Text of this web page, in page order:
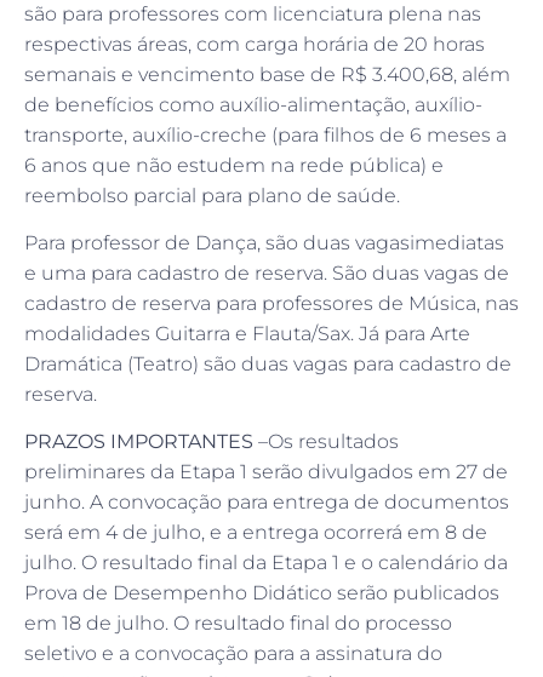
são para professores com licenciatura plena nas
respectivas áreas, com carga horária de 20 horas
semanais e vencimento base de R$ 3.400,68, além
de benefícios como auxílio-alimentação, auxílio-
transporte, auxílio-creche (para filhos de 6 meses a
6 anos que não estudem na rede pública) e
reembolso parcial para plano de saúde.
Para professor de Dança, são duas vagasimediatas
e uma para cadastro de reserva. São duas vagas de
cadastro de reserva para professores de Música, nas
modalidades Guitarra e Flauta/Sax. Já para Arte
Dramática (Teatro) são duas vagas para cadastro de
reserva.
PRAZOS IMPORTANTES –Os resultados
preliminares da Etapa 1 serão divulgados em 27 de
junho. A convocação para entrega de documentos
será em 4 de julho, e a entrega ocorrerá em 8 de
julho. O resultado final da Etapa 1 e o calendário da
Prova de Desempenho Didático serão publicados
em 18 de julho. O resultado final do processo
seletivo e a convocação para a assinatura do